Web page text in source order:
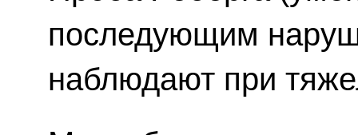
последующим
наблюдают при